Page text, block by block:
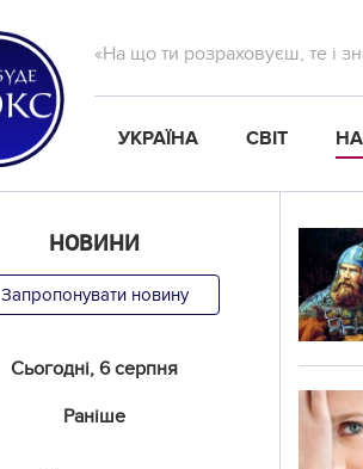
«На що ти розраховуєш, те і
УКРАЇНА СВІТ
НОВИНИ
Запропонувати новину
Сьогодні, 6 серпня
Раніше